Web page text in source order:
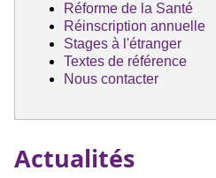
Réforme de la Santé
Réinscription annuelle
Stages à l'étranger
Textes de référence
Nous contacter
Actualités